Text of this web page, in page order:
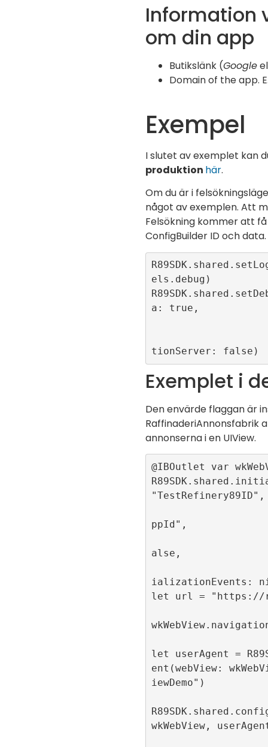
Information
om din app
Butikslänk (Google
Domain of the app.
Exempel
I slutet av exemplet kan
produktion här.
Om du är i
något av exemplen. Att
Felsökning kommer att
ConfigBuilder ID och data.
els.debug)
a: true,
tionServer: false)
Exemplet i
Denenvärde flaggan är
RaffinaderiAnnonsfabrik
annonserna i en UIView.
@IBOutlet var
"TestRefinery89ID",
ppId",
alse,
ializationEvents:
let url = "https://
let userAgent =
ent(webView:
iewDemo")
wkWebView,